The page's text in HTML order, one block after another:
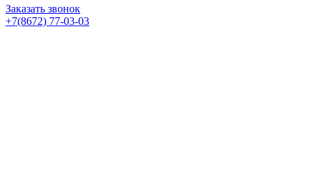
Заказать звонок
+7(8672) 77-03-03